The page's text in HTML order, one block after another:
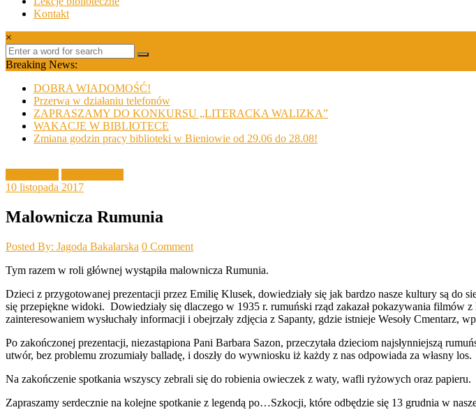
Kontakt
×
Breaking News:
DOBRA WIADOMOŚĆ!
Przerwa w działaniu telefonów
ZAPRASZAMY DO KONKURSU „LITERACKA WALIZKA”
WAKACJE W BIBLIOTECE
Zmiana godzin pracy biblioteki w Bieniowie od 29.06 do 28.08!
10 listopada 2017
Malownicza Rumunia
Posted By: Jagoda Bakalarska 0 Comment
Tym razem w roli głównej wystąpiła malownicza Rumunia.
Dzieci z przygotowanej prezentacji przez Emilię Klusek, dowiedziały się jak bardzo nasze kultury są do
się przepiękne widoki. Dowiedziały się dlaczego w 1935 r. rumuński rząd zakazał pokazywania
zainteresowaniem wysłuchały informacji i obejrzały zdjęcia z Sapanty, gdzie istnieje Wesoły Cmentarz,
Po zakończonej prezentacji, niezastąpiona Pani Barbara Sazon, przeczytała dzieciom najsłynniejszą
utwór, bez problemu zrozumiały balladę, i doszły do wywniosku iż każdy z nas odpowiada za własny los.
Na zakończenie spotkania wszyscy zebrali się do robienia owieczek z waty, wafli ryżowych oraz papieru.
Zapraszamy serdecznie na kolejne spotkanie z legendą po…Szkocji, które odbędzie się 13 grudnia w